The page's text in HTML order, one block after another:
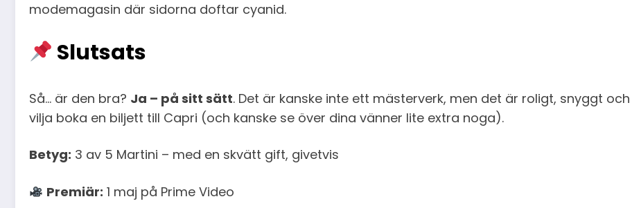
modemagasin där sidorna doftar cyanid.
Slutsats
Så… är den bra? Ja – på sitt sätt. Det är kanske inte ett mästerverk, men det är roligt, snyggt
vilja boka en biljett till Capri (och kanske se över dina vänner lite extra noga).
Betyg: 3 av 5 Martini – med en skvätt gift, givetvis
Premiär: 1 maj på Prime Video